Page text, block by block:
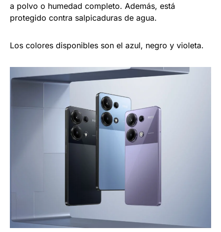
a polvo o humedad completo. Además, está
protegido contra salpicaduras de agua.
Los colores disponibles son el azul, negro y violeta.